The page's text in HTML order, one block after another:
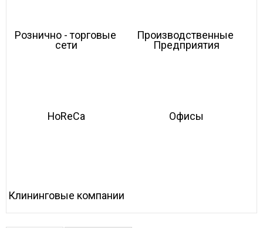
Рознично - торговые
сети
Производственные
Предприятия
HoReCa Офисы
Клининговые компании